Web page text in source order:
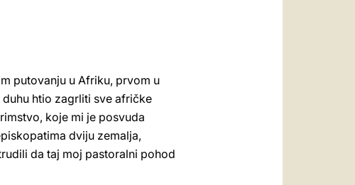
putovanju u Afriku, prvom u
htio zagrliti sve afričke
koje mi je posvuda
dviju zemalja,
da taj moj pastoralni pohod